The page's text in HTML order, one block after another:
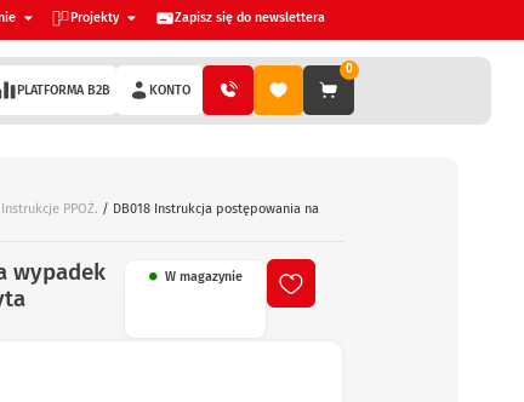
Projekty Zapisz się do newslettera
PLATFORMA B2B KONTO
0
Instrukcje PPOŻ. / DB018 Instrukcja postępowania na
wypadek
W magazynie